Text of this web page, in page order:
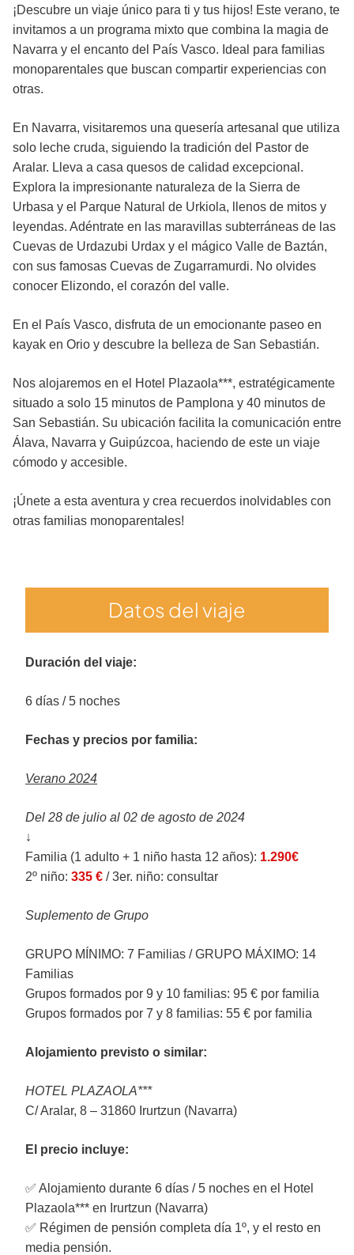
¡Descubre un viaje único para ti y tus hijos! Este verano, te
invitamos a un programa mixto que combina la magia de
Navarra y el encanto del País Vasco. Ideal para familias
monoparentales que buscan compartir experiencias con
otras.
En Navarra, visitaremos una quesería artesanal que utiliza
solo leche cruda, siguiendo la tradición del Pastor de
Aralar. Lleva a casa quesos de calidad excepcional.
Explora la impresionante naturaleza de la Sierra de
Urbasa y el Parque Natural de Urkiola, llenos de mitos y
leyendas. Adéntrate en las maravillas subterráneas de las
Cuevas de Urdazubi Urdax y el mágico Valle de Baztán,
con sus famosas Cuevas de Zugarramurdi. No olvides
conocer Elizondo, el corazón del valle.
En el País Vasco, disfruta de un emocionante paseo en
kayak en Orio y descubre la belleza de San Sebastián.
Nos alojaremos en el Hotel Plazaola***, estratégicamente
situado a solo 15 minutos de Pamplona y 40 minutos de
San Sebastián. Su ubicación facilita la comunicación entre
Álava, Navarra y Guipúzcoa, haciendo de este un viaje
cómodo y accesible.
¡Únete a esta aventura y crea recuerdos inolvidables con
otras familias monoparentales!
Datos del viaje
Duración del viaje:
6 días / 5 noches
Fechas y precios por familia:
Verano 2024
Del 28 de julio al 02 de agosto de 2024
↓
Familia (1 adulto + 1 niño hasta 12 años): 1.290€
2º niño: 335 € / 3er. niño: consultar
Suplemento de Grupo
GRUPO MÍNIMO: 7 Familias / GRUPO MÁXIMO: 14
Familias
Grupos formados por 9 y 10 familias: 95 € por familia
Grupos formados por 7 y 8 familias: 55 € por familia
Alojamiento previsto o similar:
HOTEL PLAZAOLA***
C/ Aralar, 8 – 31860 Irurtzun (Navarra)
El precio incluye:
✅ Alojamiento durante 6 días / 5 noches en el Hotel
Plazaola*** en Irurtzun (Navarra)
✅ Régimen de pensión completa día 1º, y el resto en
media pensión.